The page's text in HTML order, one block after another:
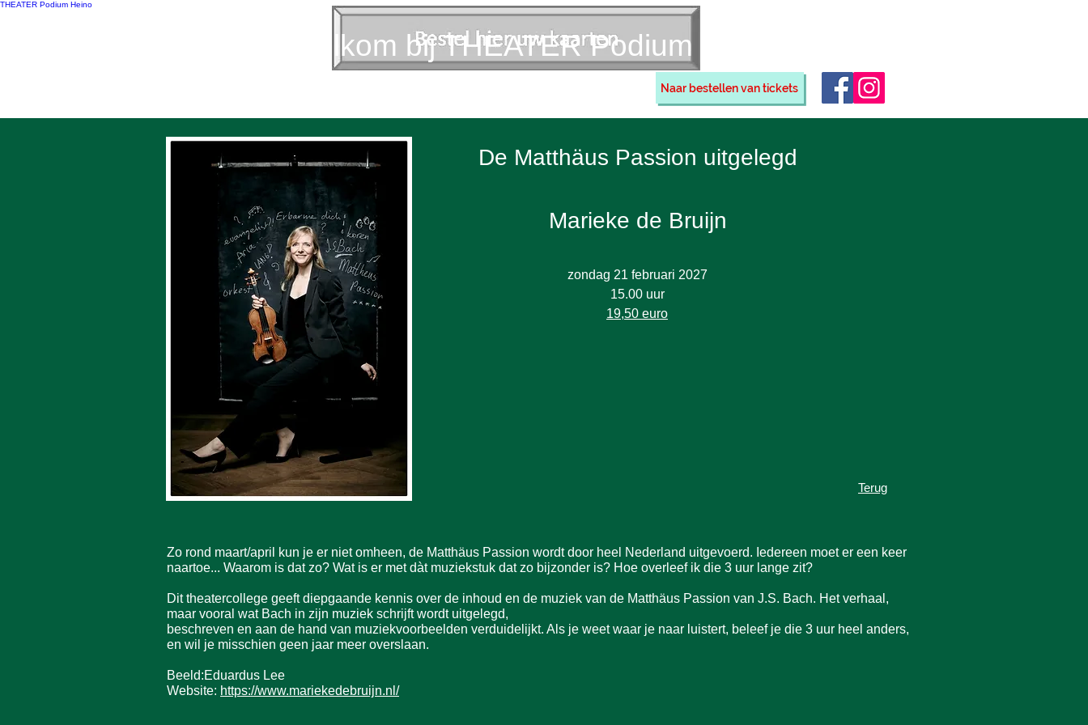
THEATER Podium Heino
Welkom bij THEATER Podium Heino
Naar bestellen van tickets
De Matthäus Passion uitgelegd
Marieke de Bruijn
zondag 21 februari 2027
15.00 uur
19,50 euro
Terug
Zo rond maart/april kun je er niet omheen, de Matthäus Passion wordt door heel Nederland uitgevoerd. Iedereen moet er een keer
naartoe... Waarom is dat zo? Wat is er met dàt muziekstuk dat zo bijzonder is? Hoe overleef ik die 3 uur lange zit?
Dit theatercollege geeft diepgaande kennis over de inhoud en de muziek van de Matthäus Passion van J.S. Bach. Het verhaal,
maar vooral wat Bach in zijn muziek schrijft wordt uitgelegd,
beschreven en aan de hand van muziekvoorbeelden verduidelijkt. Als je weet waar je naar luistert, beleef je die 3 uur heel anders,
en wil je misschien geen jaar meer overslaan.
Beeld:Eduardus Lee
Website: https://www.mariekedebruijn.nl/